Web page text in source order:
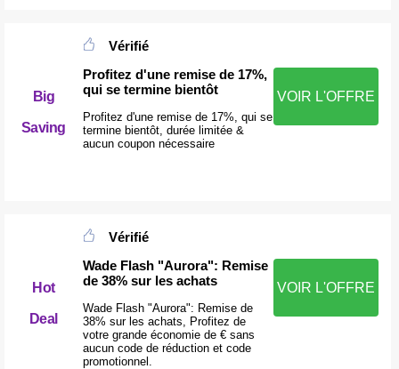
Big
Saving
Vérifié
Profitez d'une remise de 17%,
qui se termine bientôt
Profitez d'une remise de 17%, qui se
termine bientôt, durée limitée &
aucun coupon nécessaire
VOIR L'OFFRE
Hot
Deal
Vérifié
Wade Flash "Aurora": Remise
de 38% sur les achats
Wade Flash "Aurora": Remise de
38% sur les achats, Profitez de
votre grande économie de € sans
aucun code de réduction et code
promotionnel.
VOIR L'OFFRE